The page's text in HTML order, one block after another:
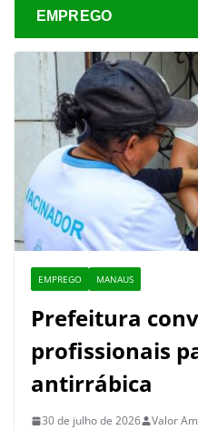
EMPREGO
EMPREGO MANAUS
Prefeitura
profissionais
antirrábica
30 de julho de 2026 Valor